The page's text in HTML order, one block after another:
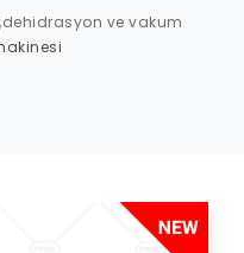
Makineleri
ve vakum